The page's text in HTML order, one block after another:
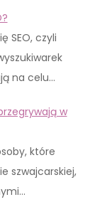
SEO, czyli
na celu…
w
które
szwajcarskiej,